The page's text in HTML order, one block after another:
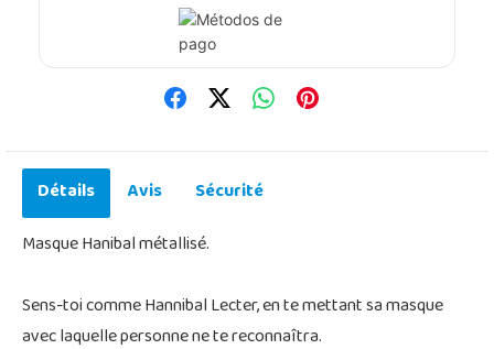
Détails Avis
Sécurité
Masque Hanibal métallisé.
Sens-toi comme Hannibal Lecter, en te mettant sa masque
avec laquelle personne ne te reconnaîtra.